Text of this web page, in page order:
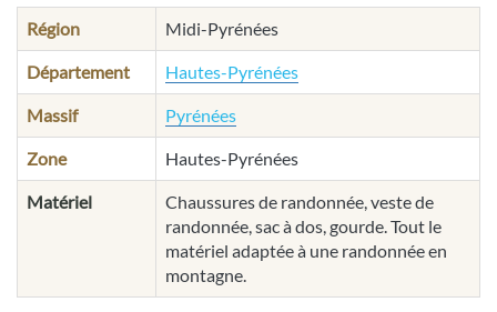
Région Midi-Pyrénées
Département Hautes-Pyrénées
Massif Pyrénées
Zone Hautes-Pyrénées
Matériel
Chaussures de randonnée, veste de
randonnée, sac à dos, gourde. Tout le
matériel adaptée à une randonnée en
montagne.